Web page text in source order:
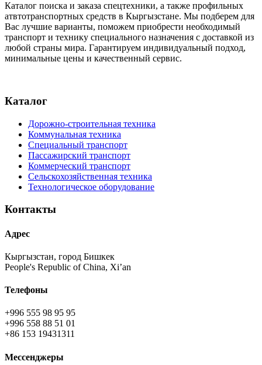
Каталог поиска и заказа спецтехники, а также профильных
атвтотранспортных средств в Кыргызстане. Мы подберем для
Вас лучшие варианты, поможем приобрести необходимый
транспорт и технику специального назначения с доставкой из
любой страны мира. Гарантируем индивидуальный подход,
минимальные цены и качественный сервис.
Каталог
Дорожно-строительная техника
Коммунальная техника
Специальный транспорт
Пассажирский транспорт
Коммерческий транспорт
Сельскохозяйственная техника
Технологическое оборудование
Контакты
Адрес
Кыргызстан, город Бишкек
People's Republic of China, Xi’an
Телефоны
+996 555 98 95 95
+996 558 88 51 01
+86 153 19431311
Мессенджеры